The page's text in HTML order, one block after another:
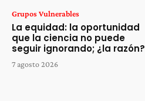
Grupos Vulnerables
La equidad: la oportunidad
que la ciencia no puede
seguir ignorando; ¿la razón?
7 agosto 2026